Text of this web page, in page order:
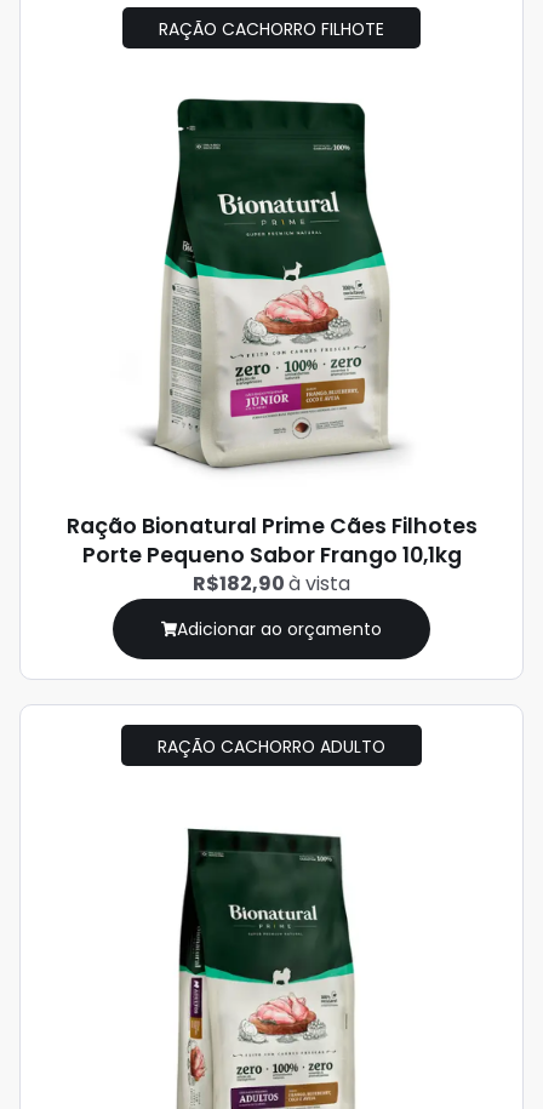
RAÇÃO CACHORRO FILHOTE
Ração Bionatural Prime Cães Filhotes
Porte Pequeno Sabor Frango 10,1kg
R$182,90à vista
Adicionar ao orçamento
RAÇÃO CACHORRO ADULTO